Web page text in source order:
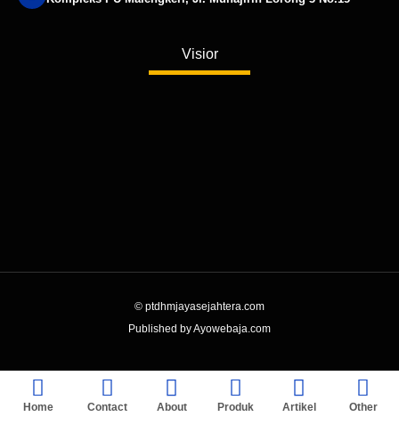
Visior
© ptdhmjayasejahtera.com
Published by Ayowebaja.com
Home Contact About Produk Artikel Other